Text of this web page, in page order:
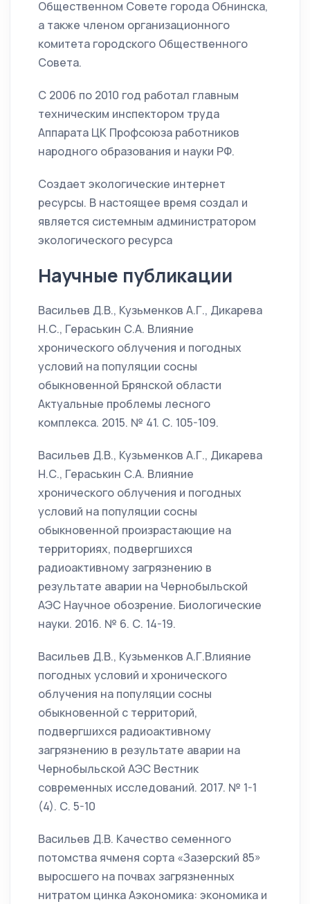
Общественном Совете города Обнинска,
а также членом организационного
комитета городского Общественного
Совета.
С 2006 по 2010 год работал главным
техническим инспектором труда
Аппарата ЦК Профсоюза работников
народного образования и науки РФ.
Создает экологические интернет
ресурсы. В настоящее время создал и
является системным администратором
экологического ресурса
Научные публикации
Васильев Д.В., Кузьменков А.Г., Дикарева
Н.С., Гераськин С.А. Влияние
хронического облучения и погодных
условий на популяции сосны
обыкновенной Брянской области
Актуальные проблемы лесного
комплекса. 2015. № 41. С. 105-109.
Васильев Д.В., Кузьменков А.Г., Дикарева
Н.С., Гераськин С.А. Влияние
хронического облучения и погодных
условий на популяции сосны
обыкновенной произрастающие на
территориях, подвергшихся
радиоактивному загрязнению в
результате аварии на Чернобыльской
АЭС Научное обозрение. Биологические
науки. 2016. № 6. С. 14-19.
Васильев Д.В., Кузьменков А.Г.Влияние
погодных условий и хронического
облучения на популяции сосны
обыкновенной с территорий,
подвергшихся радиоактивному
загрязнению в результате аварии на
Чернобыльской АЭС Вестник
современных исследований. 2017. № 1-1
(4). С. 5-10
Васильев Д.В. Качество семенного
потомства ячменя сорта «Зазерский 85»
выросшего на почвах загрязненных
нитратом цинка Аэкономика: экономика и